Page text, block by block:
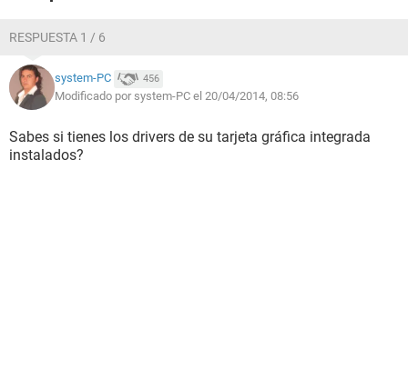
RESPUESTA 1 / 6
system-PC 456
Modificado por system-PC el 20/04/2014, 08:56
Sabes si tienes los drivers de su tarjeta gráfica integrada
instalados?